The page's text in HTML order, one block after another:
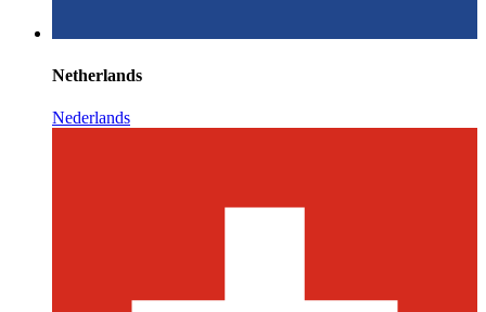
Netherlands
Nederlands